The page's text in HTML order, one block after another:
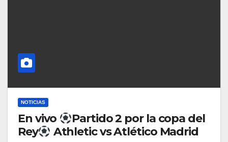
NOTICIAS
En vivo
Partido 2 por la copa del
Rey
Athletic vs Atlético Madrid